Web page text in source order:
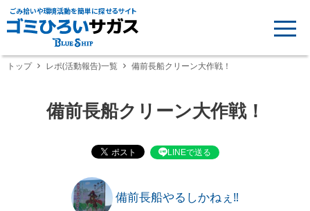
ごみ拾いや環境活動を簡単に探せるサイト
トップ レポ(活動報告)一覧 備前長船クリーン大作戦！
備前長船クリーン大作戦！
LINEで送る
備前長船やるしかねぇ‼